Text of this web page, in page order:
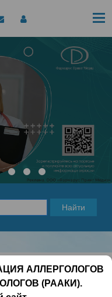
РААКИ
АЛЛЕРГОЛОГОВ
(РААКИ).